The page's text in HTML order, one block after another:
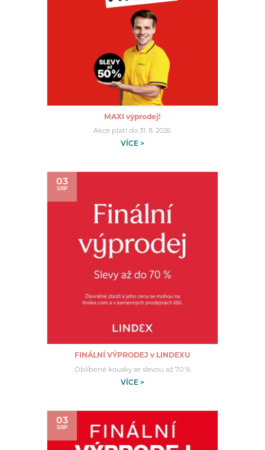
MAXI výprodej!
Akce platí do 31. 8. 2026
VÍCE >
03
SRP
FINÁLNÍ VÝPRODEJ v LINDEXU
Oblíbené kousky se slevou až 70 %
VÍCE >
03
SRP